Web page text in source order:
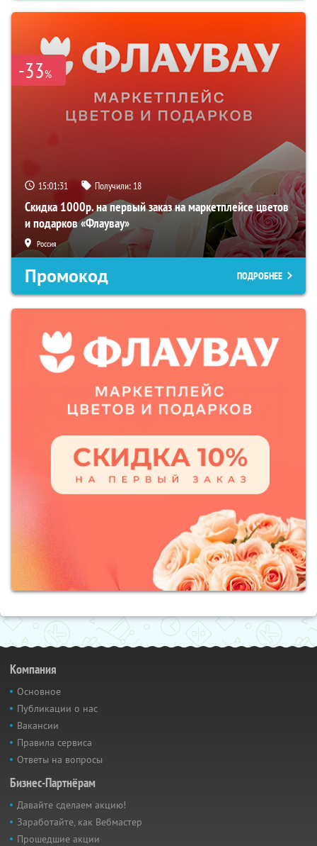
-33%
15:01:30 Получили: 18
Скидка 1000р. на первый заказ на маркетплейсе цветов
и подарков «Флаувау»
Россия
Промокод ПОДРОБНЕЕ
Компания
Основное
Публикации о нас
Вакансии
Правила сервиса
Ответы на вопросы
Бизнес-Партнёрам
Давайте сделаем акцию!
Заработайте, как Вебмастер
Прошедшие акции